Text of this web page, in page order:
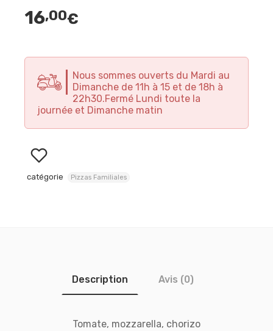
16,00€
Nous sommes ouverts du Mardi au
Dimanche de 11h à 15 et de 18h à
22h30.Fermé Lundi toute la
journée et Dimanche matin
catégorie Pizzas Familiales
Description Avis (0)
Tomate, mozzarella, chorizo